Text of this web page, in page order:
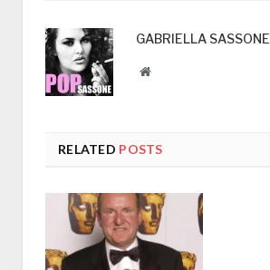
GABRIELLA SASSONE
Website
RELATED POSTS